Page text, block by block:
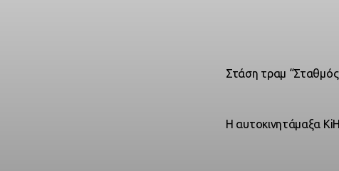
Στάση τραμ
Η αυτοκινητάμαξα